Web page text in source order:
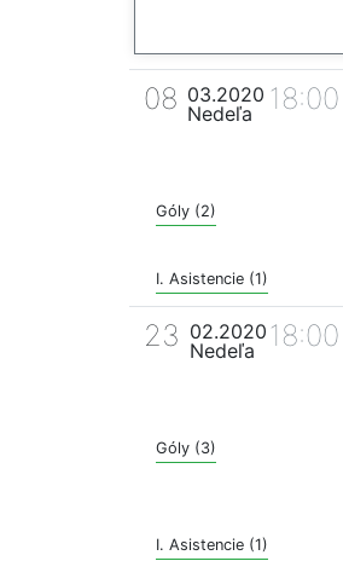
08 03.2020
Nedeľa
18:00
Góly (2)
I. Asistencie (1)
23 02.2020
Nedeľa
18:00
Góly (3)
I. Asistencie (1)